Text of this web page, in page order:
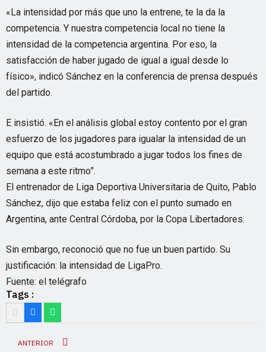
«La intensidad por más que uno la entrene, te la da la
competencia. Y nuestra competencia local no tiene la
intensidad de la competencia argentina. Por eso, la
satisfacción de haber jugado de igual a igual desde lo
físico», indicó Sánchez en la conferencia de prensa después
del partido.
E insistió. «En el análisis global estoy contento por el gran
esfuerzo de los jugadores para igualar la intensidad de un
equipo que está acostumbrado a jugar todos los fines de
semana a este ritmo”.
El entrenador de Liga Deportiva Universitaria de Quito, Pablo
Sánchez, dijo que estaba feliz con el punto sumado en
Argentina, ante Central Córdoba, por la Copa Libertadores.
Sin embargo, reconoció que no fue un buen partido. Su
justificación: la intensidad de LigaPro.
Fuente: el telégrafo
Tags :
ANTERIOR